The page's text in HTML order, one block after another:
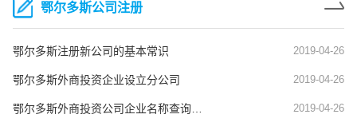
鄂尔多斯公司注册
鄂尔多斯注册新公司的基本常识 2019-04-26
鄂尔多斯外商投资企业设立分公司 2019-04-26
鄂尔多斯外商投资公司企业名称查询审核 2019-04-26